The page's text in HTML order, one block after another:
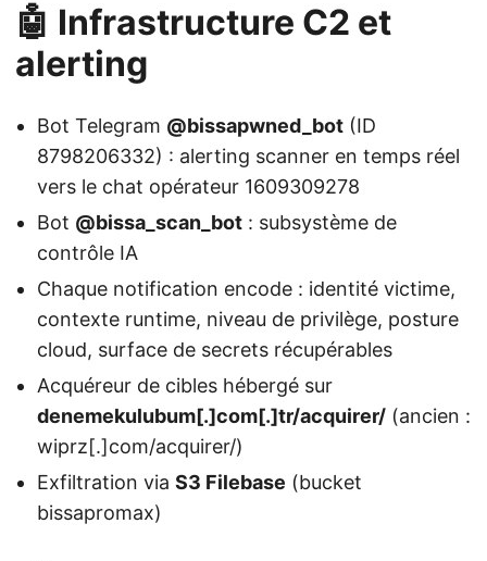
🤖 Infrastructure C2 et
alerting
Bot Telegram @bissapwned_bot (ID
8798206332) : alerting scanner en temps réel
vers le chat opérateur 1609309278
Bot @bissa_scan_bot : subsystème de
contrôle IA
Chaque notification encode : identité victime,
contexte runtime, niveau de privilège, posture
cloud, surface de secrets récupérables
Acquéreur de cibles hébergé sur
denemekulubum[.]com[.]tr/acquirer/ (ancien :
wiprz[.]com/acquirer/)
Exfiltration via S3 Filebase (bucket
bissapromax)